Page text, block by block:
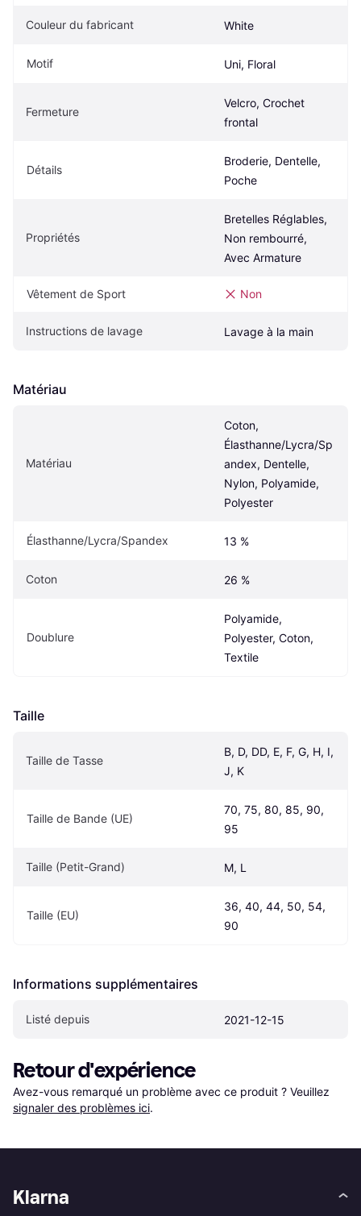
Couleur du fabricant White
Motif Uni, Floral
Fermeture
Velcro, Crochet
frontal
Détails
Broderie, Dentelle,
Poche
Propriétés
Bretelles Réglables,
Non rembourré,
Avec Armature
Vêtement de Sport Non
Instructions de lavage Lavage à la main
Matériau
Matériau
Coton,
Élasthanne/Lycra/Sp
andex, Dentelle,
Nylon, Polyamide,
Polyester
Élasthanne/Lycra/Spandex 13 %
Coton 26 %
Doublure
Polyamide,
Polyester, Coton,
Textile
Taille
Taille de Tasse
B, D, DD, E, F, G, H, I,
J, K
Taille de Bande (UE)
70, 75, 80, 85, 90,
95
Taille (Petit-Grand) M, L
Taille (EU)
36, 40, 44, 50, 54,
90
Informations supplémentaires
Listé depuis 2021-12-15
Retour d'expérience
Avez-vous remarqué un problème avec ce produit ? Veuillez
signaler des problèmes ici.
Klarna